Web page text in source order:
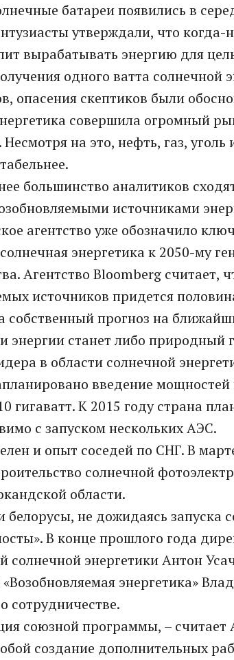
батареи появились в
утверждали, что когда-
вырабатывать энергию для
одного ватта солнечной
опасения скептиков были
совершила огромный
Несмотря на это, нефть, газ,
большинство аналитиков
источниками
агентство уже обозначило
энергетика к 2050-му
Агентство Bloomberg считает,
источников придется
собственный прогноз на
энергии станет либо природный
в области солнечной
введение
гигаватт. К 2015 году страна
с запуском нескольких АЭС.
и опыт соседей по СНГ. В
солнечной
области.
белорусы, не дожидаясь
В конце прошлого года
солнечной энергетики Антон
энергетика»
сотрудничестве.
союзной программы, – считает
создание дополнительных